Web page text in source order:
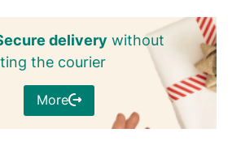
delivery without
the courier
More